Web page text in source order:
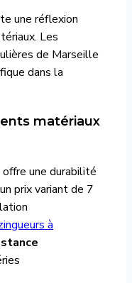
une réflexion
Les
de Marseille
dans la
matériaux
offre une durabilité
prix variant de 7
à